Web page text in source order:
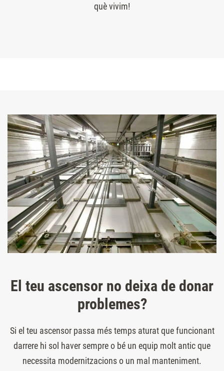
què vivim!
El teu ascensor no deixa de donar
problemes?
Si el teu ascensor passa més temps aturat que funcionant
darrere hi sol haver sempre o bé un equip molt antic que
necessita modernitzacions o un mal manteniment.